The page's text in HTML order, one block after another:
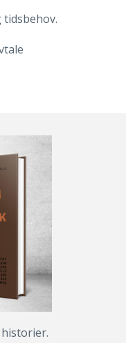
tidsbehov.
historier.